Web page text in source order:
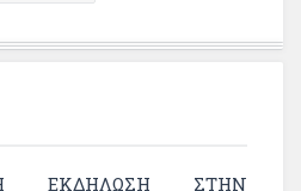
ΕΚΔΗΛΩΣΗ ΣΤΗΝ